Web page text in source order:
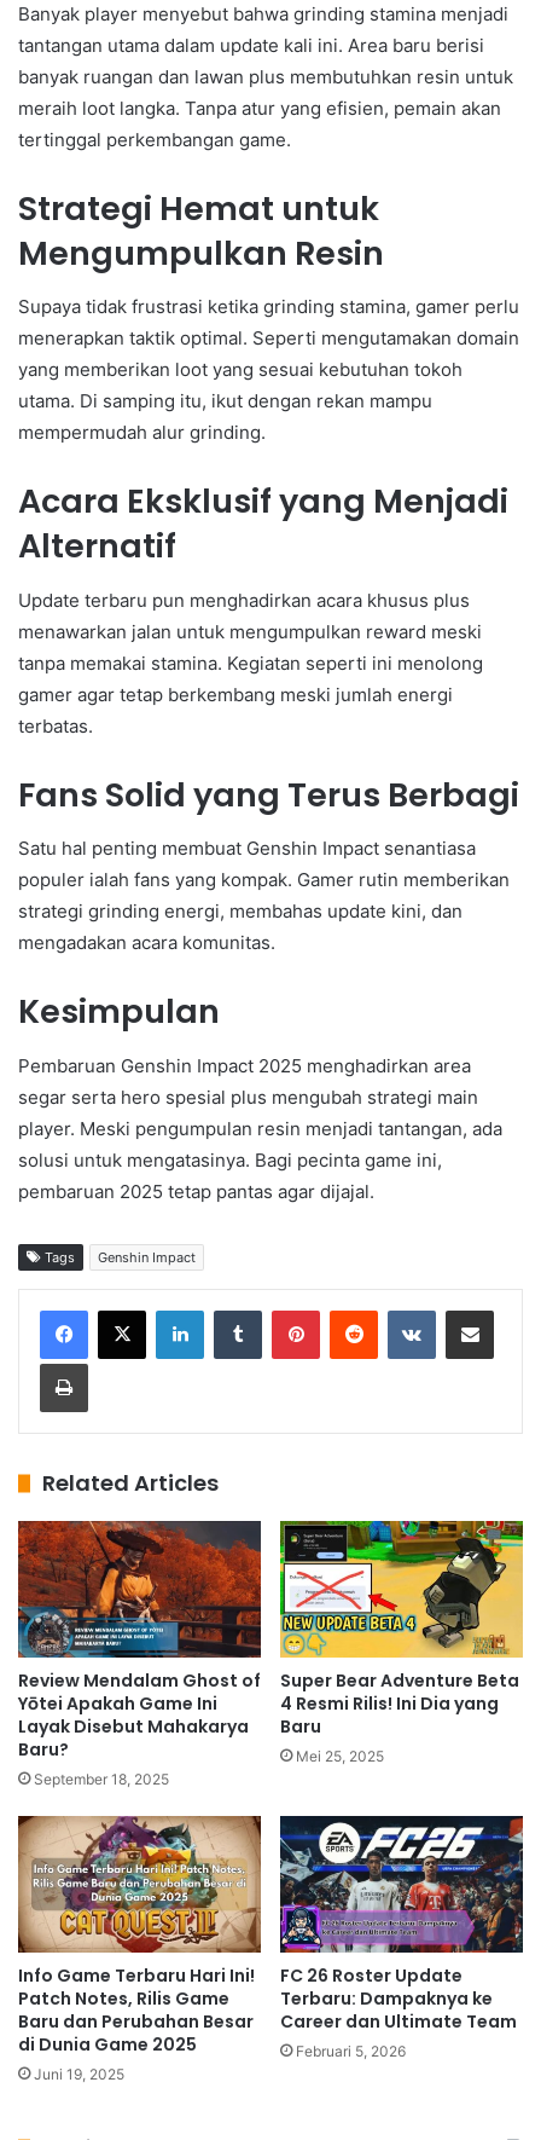
Banyak player menyebut bahwa grinding stamina menjadi
tantangan utama dalam update kali ini. Area baru berisi
banyak ruangan dan lawan plus membutuhkan resin untuk
meraih loot langka. Tanpa atur yang efisien, pemain akan
tertinggal perkembangan game.
Strategi Hemat untuk
Mengumpulkan Resin
Supaya tidak frustrasi ketika grinding stamina, gamer perlu
menerapkan taktik optimal. Seperti mengutamakan domain
yang memberikan loot yang sesuai kebutuhan tokoh
utama. Di samping itu, ikut dengan rekan mampu
mempermudah alur grinding.
Acara Eksklusif yang Menjadi
Alternatif
Update terbaru pun menghadirkan acara khusus plus
menawarkan jalan untuk mengumpulkan reward meski
tanpa memakai stamina. Kegiatan seperti ini menolong
gamer agar tetap berkembang meski jumlah energi
terbatas.
Fans Solid yang Terus Berbagi
Satu hal penting membuat Genshin Impact senantiasa
populer ialah fans yang kompak. Gamer rutin memberikan
strategi grinding energi, membahas update kini, dan
mengadakan acara komunitas.
Kesimpulan
Pembaruan Genshin Impact 2025 menghadirkan area
segar serta hero spesial plus mengubah strategi main
player. Meski pengumpulan resin menjadi tantangan, ada
solusi untuk mengatasinya. Bagi pecinta game ini,
pembaruan 2025 tetap pantas agar dijajal.
Tags Genshin Impact
Related Articles
Review Mendalam Ghost of
Yōtei Apakah Game Ini
Layak Disebut Mahakarya
Baru?
September 18, 2025
Super Bear Adventure Beta
4 Resmi Rilis! Ini Dia yang
Baru
Mei 25, 2025
Info Game Terbaru Hari Ini!
Patch Notes, Rilis Game
Baru dan Perubahan Besar
di Dunia Game 2025
Juni 19, 2025
FC 26 Roster Update
Terbaru: Dampaknya ke
Career dan Ultimate Team
Februari 5, 2026